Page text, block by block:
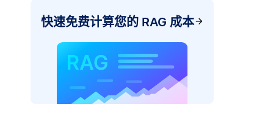
快速免费计算您的 RAG 成本